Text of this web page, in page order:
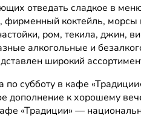
отведать сладкое в
фирменный коктейль, морсы
ром, текила, джин,
алкогольные и
широкий
по субботу в кафе
дополнение к хорошему
«Традиции» —